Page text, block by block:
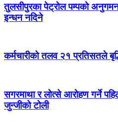
तुलसीपुरका पेट्रोल पम्पको
इन्धन नदिने
कर्मचारीको तलव २१ प्रतिसतले
सगरमाथा र लोत्से आरोहण गर्ने
जुन्जीको टोली